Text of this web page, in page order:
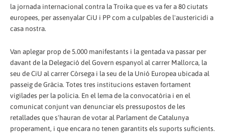
la jornada internacional contra la Troika que es va fer a 80 ciutats
europees, per assenyalar CiU i PP com a culpables de l'austericidi a
casa nostra.
Van aplegar prop de 5.000 manifestants i la gentada va passar per
davant de la Delegació del Govern espanyol al carrer Mallorca, la
seu de CiU al carrer Còrsega i la seu de la Unió Europea ubicada al
passeig de Gràcia. Totes tres institucions estaven fortament
vigilades per la policia. En el lema de la convocatòria i en el
comunicat conjunt van denunciar els pressupostos de les
retallades que s'hauran de votar al Parlament de Catalunya
properament, i que encara no tenen garantits els suports suficients.